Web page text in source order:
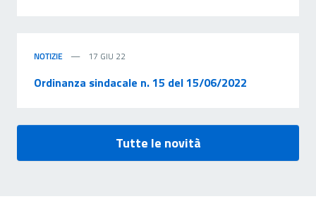
NOTIZIE 17 GIU 22
Ordinanza sindacale n. 15 del 15/06/2022
Tutte le novità